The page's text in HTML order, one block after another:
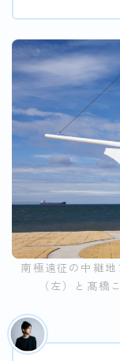
南極遠征の中継
（左）と髙